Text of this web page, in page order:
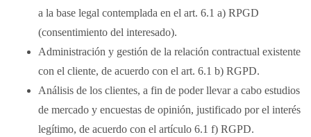
a la base legal contemplada en el art. 6.1 a) RPGD
(consentimiento del interesado).
Administración y gestión de la relación contractual existente
con el cliente, de acuerdo con el art. 6.1 b) RGPD.
Análisis de los clientes, a fin de poder llevar a cabo estudios
de mercado y encuestas de opinión, justificado por el interés
legítimo, de acuerdo con el artículo 6.1 f) RGPD.